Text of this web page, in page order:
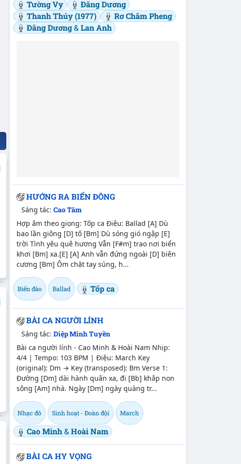
Tường Vy
Đăng Dương
Thanh Thúy (1977)
Rơ Chăm Pheng
Đăng Dương&Lan Anh
HƯỚNG RA BIỂN ĐÔNG
Sáng tác:Cao Tâm
Hợp âm theo giọng: Tốp ca Điệu: Ballad [A] Dù
bao lần giông [D] tố [Bm] Dù sóng gió ngập [E]
trời Tình yêu quê hương Vẫn [F#m] trao nơi biển
khơi [Bm] xa.[E] [A] Anh vẫn đứng ngoài [D] biên
cương [Bm] Ôm chặt tay súng, h...
Biển đảo Ballad Tốp ca
BÀI CA NGƯỜI LÍNH
Sáng tác:Diệp Minh Tuyền
Bài ca người lính - Cao Minh & Hoài Nam Nhịp:
4/4 | Tempo: 103 BPM | Điệu: March Key
(original): Dm → Key (transposed): Bm Verse 1:
Đường [Dm] dài hành quân xa, đi [Bb] khắp non
sông [Am] nhà. Ngày [Dm] ngày quàng tr...
Nhạc đỏ Sinh hoạt - Đoàn đội March
Cao Minh&Hoài Nam
BÀI CA HY VỌNG